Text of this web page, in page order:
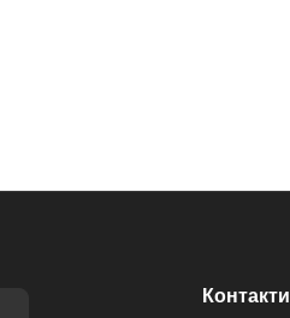
Контакти